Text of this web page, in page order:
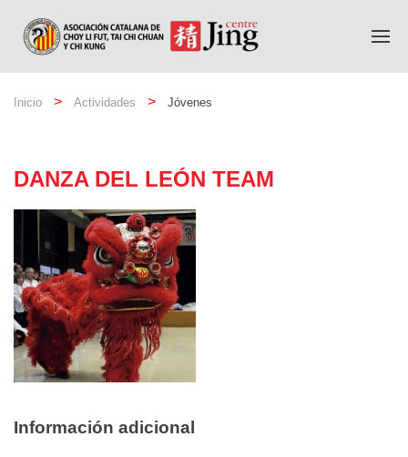
Inicio Actividades Jóvenes
DANZA DEL LEÓN TEAM
Información adicional